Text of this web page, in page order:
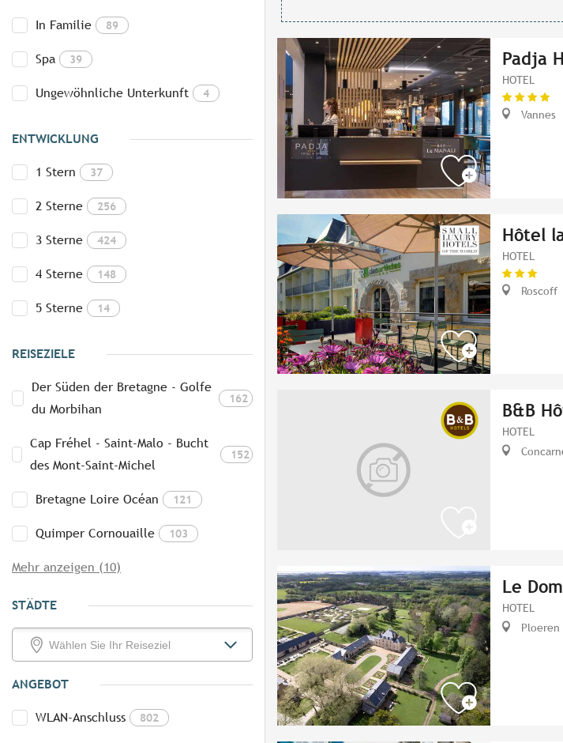
In Familie 89
Spa 39
Ungewöhnliche Unterkunft 4
ENTWICKLUNG
1 Stern 37
2 Sterne 256
3 Sterne 424
4 Sterne 148
5 Sterne 14
REISEZIELE
Der Süden der Bretagne - Golfe
du Morbihan
162
Cap Fréhel - Saint-Malo - Bucht
des Mont-Saint-Michel
152
Bretagne Loire Océan 121
Quimper Cornouaille 103
Mehr anzeigen (10)
STÄDTE
ANGEBOT
WLAN-Anschluss 802
Padja
HOTEL
Vannes
Hôtel
HOTEL
Roscoff
B&B
HOTEL
Le
HOTEL
Ploeren